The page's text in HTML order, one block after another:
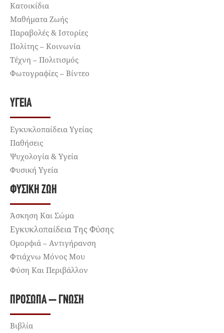
Κατοικίδια
Μαθήματα Ζωής
Παραβολές & Ιστορίες
Πολίτης – Κοινωνία
Τέχνη – Πολιτισμός
Φωτογραφίες – Βίντεο
ΥΓΕΊΑ
Εγκυκλοπαίδεια Υγείας
Παθήσεις
Ψυχολογία & Υγεία
Φυσική Υγεία
ΦΥΣΙΚΉ ΖΩΉ
Άσκηση Και Σώμα
Εγκυκλοπαίδεια Της Φύσης
Ομορφιά – Αντιγήρανση
Φτιάχνω Μόνος Μου
Φύση Και Περιβάλλον
ΠΡΌΣΩΠΑ – ΓΝΏΣΗ
Βιβλία